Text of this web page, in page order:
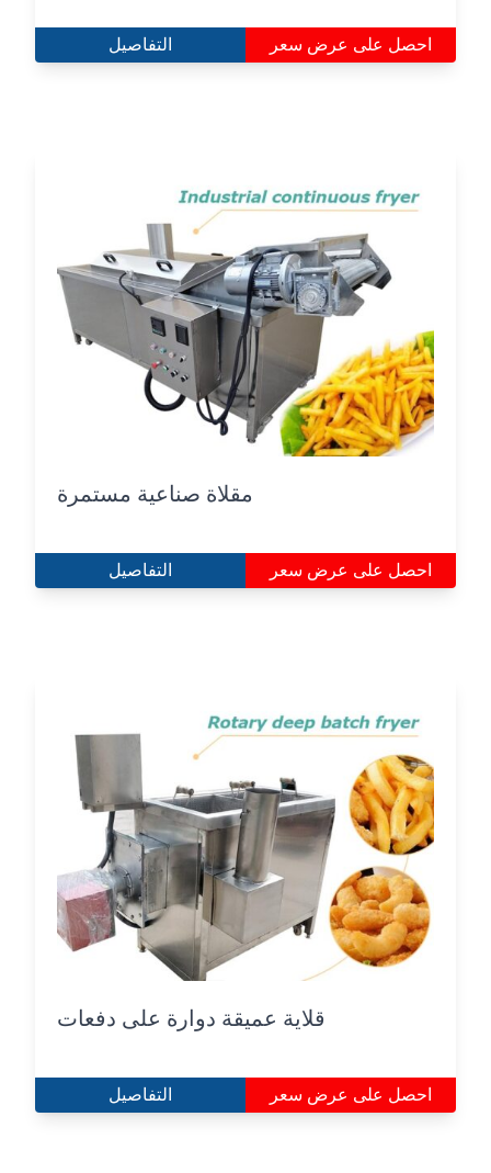
التفاصيل احصل على عرض سعر
مقلاة صناعية مستمرة
التفاصيل احصل على عرض سعر
قلاية عميقة دوارة على دفعات
التفاصيل احصل على عرض سعر